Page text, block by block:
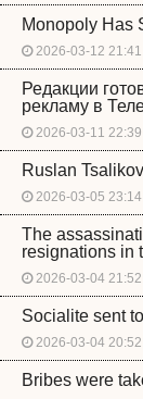
Monopoly Has
2026-03-12 21:41
Редакции
рекламу в
2026-03-11 22:39
Ruslan
2026-03-05 23:14
The
resignations in
2026-03-04 21:52
Socialite sent
2026-03-04 20:52
Bribes were